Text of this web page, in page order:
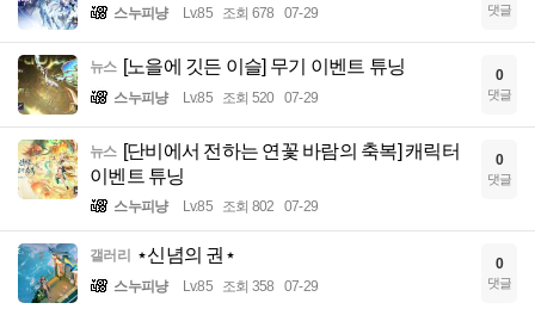
스누피냥 Lv.85 조회 678 07-29 댓글
뉴스 [노을에 깃든 이슬] 무기 이벤트 튜닝
스누피냥 Lv.85 조회 520 07-29
0
댓글
뉴스 [단비에서 전하는 연꽃 바람의 축복] 캐릭터
이벤트 튜닝
스누피냥 Lv.85 조회 802 07-29
0
댓글
갤러리 ⋆신념의 권⋆
스누피냥 Lv.85 조회 358 07-29
0
댓글